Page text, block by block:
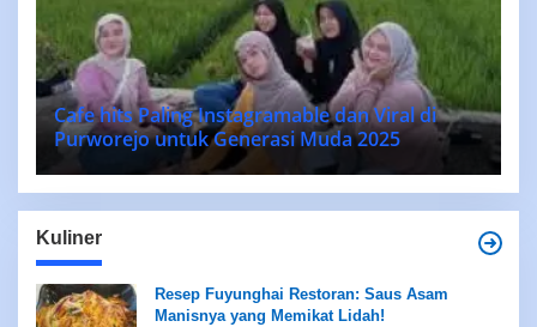
Cafe hits Paling Instagramable dan Viral di
Purworejo untuk Generasi Muda 2025
Kuliner
Resep Fuyunghai Restoran: Saus Asam
Manisnya yang Memikat Lidah!